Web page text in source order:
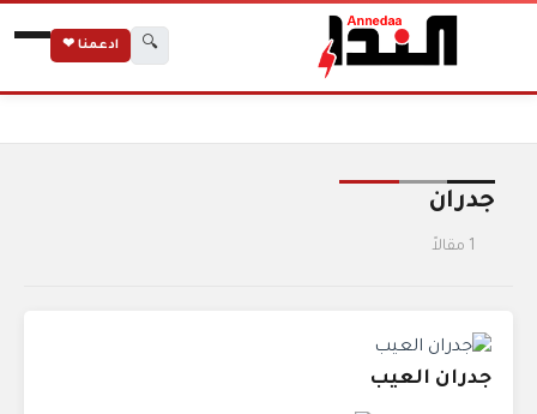
🔍 ادعمنا ❤
جدران
1 مقالاً
جدران العيب